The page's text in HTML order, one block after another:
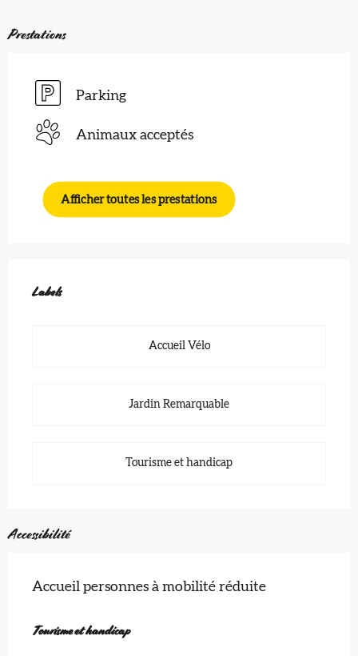
Prestations
Parking
Animaux acceptés
Afficher toutes les prestations
Labels
Labels
Accueil Vélo
Jardin Remarquable
Tourisme et handicap
Accessibilité
Accueil personnes à mobilité réduite
Tourisme et handicap
Tourisme et handicap